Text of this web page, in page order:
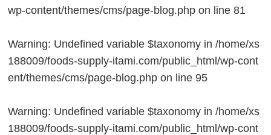
wp-content/themes/cms/page-blog.php on line81
Warning: Undefined variable $taxonomy in/home/xs
188009/foods-supply-itami.com/public_html/wp-cont
ent/themes/cms/page-blog.php on line95
Warning: Undefined variable $taxonomy in/home/xs
188009/foods-supply-itami.com/public_html/wp-cont